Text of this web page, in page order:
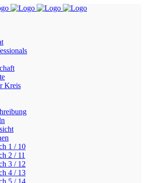
Kreis
1 / 10
2 / 11
3 / 12
4 / 13
5 / 14